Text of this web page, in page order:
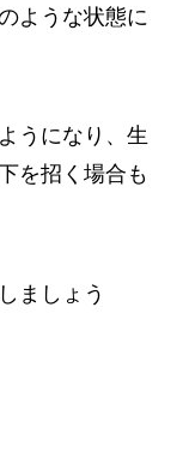
ような状態に
うになり、生
を招く場合も
ましょう